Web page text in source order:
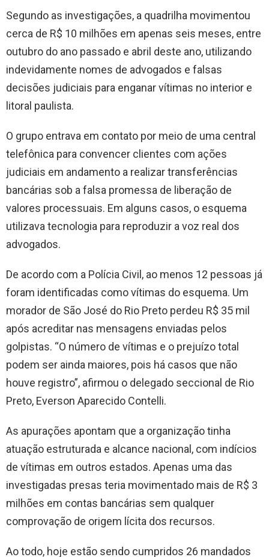
Segundo as investigações, a quadrilha movimentou
cerca de R$ 10 milhões em apenas seis meses, entre
outubro do ano passado e abril deste ano, utilizando
indevidamente nomes de advogados e falsas
decisões judiciais para enganar vítimas no interior e
litoral paulista.
O grupo entrava em contato por meio de uma central
telefônica para convencer clientes com ações
judiciais em andamento a realizar transferências
bancárias sob a falsa promessa de liberação de
valores processuais. Em alguns casos, o esquema
utilizava tecnologia para reproduzir a voz real dos
advogados.
De acordo com a Polícia Civil, ao menos 12 pessoas já
foram identificadas como vítimas do esquema. Um
morador de São José do Rio Preto perdeu R$ 35 mil
após acreditar nas mensagens enviadas pelos
golpistas. “O número de vítimas e o prejuízo total
podem ser ainda maiores, pois há casos que não
houve registro”, afirmou o delegado seccional de Rio
Preto, Everson Aparecido Contelli.
As apurações apontam que a organização tinha
atuação estruturada e alcance nacional, com indícios
de vítimas em outros estados. Apenas uma das
investigadas presas teria movimentado mais de R$ 3
milhões em contas bancárias sem qualquer
comprovação de origem lícita dos recursos.
Ao todo, hoje estão sendo cumpridos 26 mandados